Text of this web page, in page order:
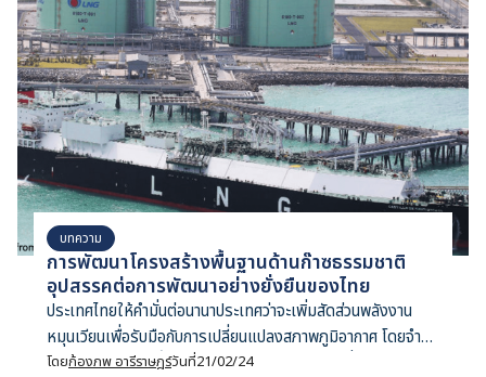
บทความ
การพัฒนาโครงสร้างพื้นฐานด้านก๊าซธรรมชาติ
อุปสรรคต่อการพัฒนาอย่างยั่งยืนของไทย
ประเทศไทยให้คำมั่นต่อนานาประเทศว่าจะเพิ่มสัดส่วนพลังงาน
หมุนเวียนเพื่อรับมือกับการเปลี่ยนแปลงสภาพภูมิอากาศ โดยจำกัด
อุณหภูมิไม่ให้เพิ่มขึ้นมากกว่า 1.5 องศาเซลเซียสเมื่อเทียบกับช่วง
โดยก้องภพ อารีราษฎร์วันที่21/02/24